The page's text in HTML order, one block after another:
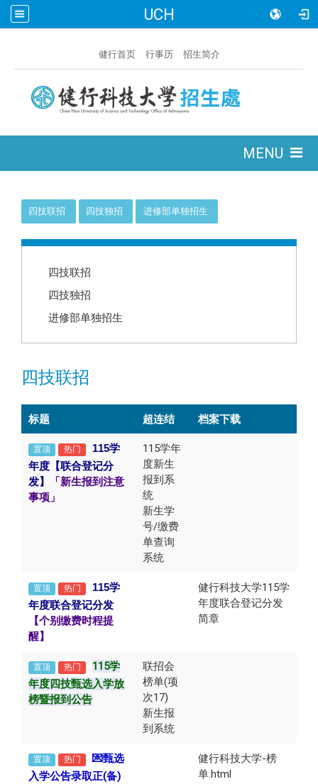
UCH
健行首页 行事历 招生简介
MENU
四技联招 四技独招 进修部单独招生
四技联招
四技独招
进修部单独招生
四技联招
标题 超连结 档案下载
置顶 热门 115学
年度【联合登记分
发】
「新生报到注意
事项」
115学年
度新生
报到系
统
新生学
号/缴费
单查询
系统
置顶 热门 115学
年度联合登记分发
【个别缴费时程提
醒】
健行科技大学115学
年度联合登记分发
简章
置顶 热门
115学
年度四技甄选入学放
榜暨报到公告
联招会
榜单(项
次17)
新生报
到系统
置顶 热门
💌甄选
入学公告录取正(备)
健行科技大学-榜
单.html